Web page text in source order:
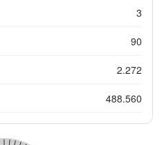
3
90
2.272
488.560